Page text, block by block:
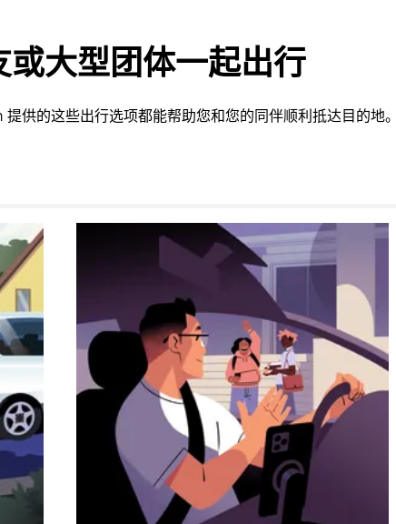
大型团体一起出行
供的这些出行选项都能帮助您和您的同伴顺利抵达目的地。